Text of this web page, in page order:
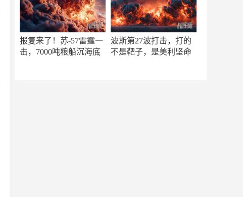
报复来了！苏-57雷霆一
击，7000吨粮船沉海底
波斯第27波打击，打的
不是靶子，是美利坚命